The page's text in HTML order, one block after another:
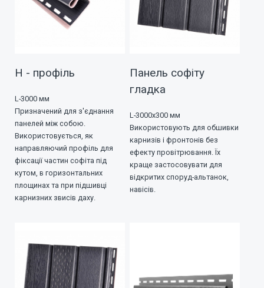
Н - профіль
L-3000 мм
Призначений для з'єднання
панелей між собою.
Використовується, як
направляючий профіль для
фіксації частин софіта під
кутом, в горизонтальних
площинах та при підшивці
карнизних звисів даху.
Панель софіту
гладка
L-3000х300 мм
Використовують для обшивки
карнизів і фронтонів без
ефекту провітрювання. Їх
краще застосовувати для
відкритих споруд-альтанок,
навісів.